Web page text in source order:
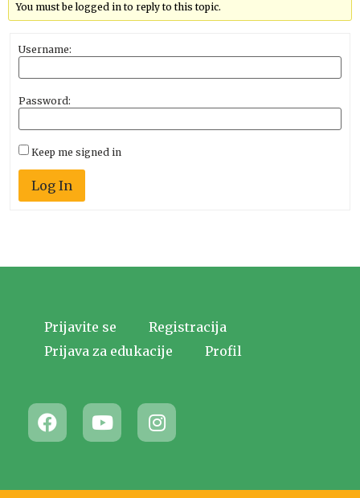
You must be logged in to reply to this topic.
Username:
Password:
Keep me signed in
Log In
Prijavite se
Registracija
Prijava za edukacije
Profil